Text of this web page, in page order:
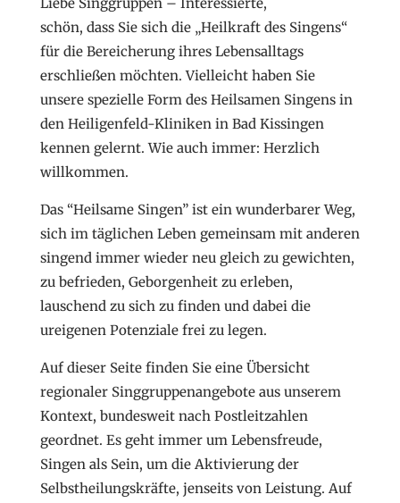
schön, dass Sie sich die „Heilkraft des Singens“
für die Bereicherung ihres Lebensalltags
erschließen möchten. Vielleicht haben Sie
unsere spezielle Form des Heilsamen Singens in
den Heiligenfeld-Kliniken in Bad Kissingen
kennen gelernt. Wie auch immer: Herzlich
willkommen.
Das “Heilsame Singen” ist ein wunderbarer Weg,
sich im täglichen Leben gemeinsam mit anderen
singend immer wieder neu gleich zu gewichten,
zu befrieden, Geborgenheit zu erleben,
lauschend zu sich zu finden und dabei die
ureigenen Potenziale frei zu legen.
Auf dieser Seite finden Sie eine Übersicht
regionaler Singgruppenangebote aus unserem
Kontext, bundesweit nach Postleitzahlen
geordnet. Es geht immer um Lebensfreude,
Singen als Sein, um die Aktivierung der
Selbstheilungskräfte, jenseits von Leistung. Auf